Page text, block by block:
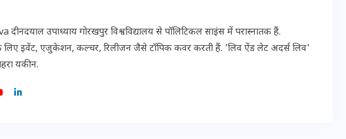
उपाध्याय गोरखपुर विश्वविद्यालय से पॉलिटिकल साइंस में परास्नातक हैं.
लिए इवेंट, एजुकेशन, कल्चर, रिलीजन जैसे टॉपिक कवर करती हैं. 'लिव ऐंड लेट अदर्स लिव'
यकीन.